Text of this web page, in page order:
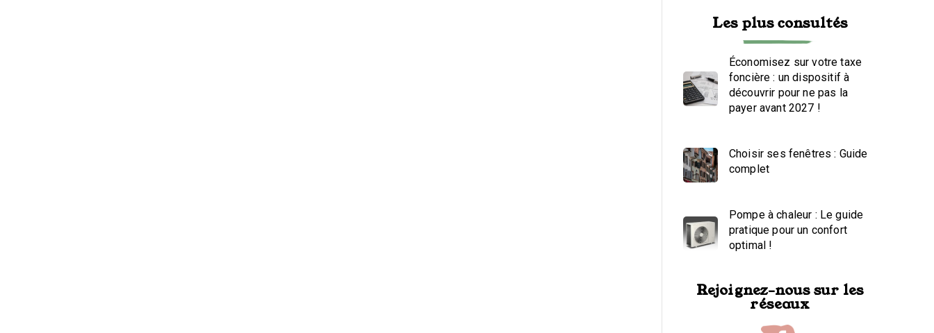
Les plus consultés
Économisez sur votre taxe
foncière : un dispositif à
découvrir pour ne pas la
payer avant 2027 !
Choisir ses fenêtres : Guide
complet
Pompe à chaleur : Le guide
pratique pour un confort
optimal !
Rejoignez-nous sur les
réseaux